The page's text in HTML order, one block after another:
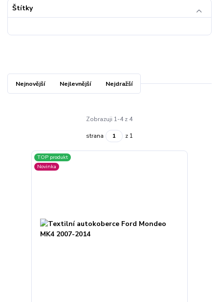
Štítky
Nejnovější Nejlevnější Nejdražší
Zobrazuji 1-4 z 4
strana z 1
TOP produkt
Novinka